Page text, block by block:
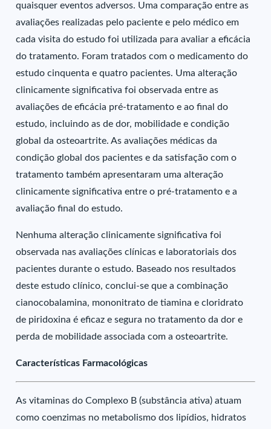
quaisquer eventos adversos. Uma comparação entre as
avaliações realizadas pelo paciente e pelo médico em
cada visita do estudo foi utilizada para avaliar a eficácia
do tratamento. Foram tratados com o medicamento do
estudo cinquenta e quatro pacientes. Uma alteração
clinicamente significativa foi observada entre as
avaliações de eficácia pré-tratamento e ao final do
estudo, incluindo as de dor, mobilidade e condição
global da osteoartrite. As avaliações médicas da
condição global dos pacientes e da satisfação com o
tratamento também apresentaram uma alteração
clinicamente significativa entre o pré-tratamento e a
avaliação final do estudo.
Nenhuma alteração clinicamente significativa foi
observada nas avaliações clínicas e laboratoriais dos
pacientes durante o estudo. Baseado nos resultados
deste estudo clínico, conclui-se que a combinação
cianocobalamina, mononitrato de tiamina e cloridrato
de piridoxina é eficaz e segura no tratamento da dor e
perda de mobilidade associada com a osteoartrite.
Características Farmacológicas
As vitaminas do Complexo B (substância ativa) atuam
como coenzimas no metabolismo dos lipídios, hidratos